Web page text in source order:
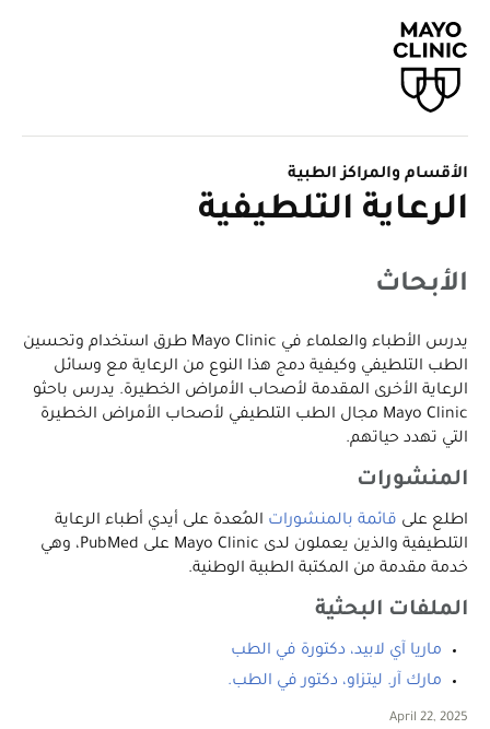
الأقسام والمراكز الطبية
الرعاية التلطيفية
الأبحاث
يدرس الأطباء والعلماء في Mayo Clinic طرق استخدام وتحسين
الطب التلطيفي وكيفية دمج هذا النوع من الرعاية مع وسائل
الرعاية الأخرى المقدمة لأصحاب الأمراض الخطيرة. يدرس باحثو
Mayo Clinic مجال الطب التلطيفي لأصحاب الأمراض الخطيرة
التي تهدد حياتهم.
المنشورات
اطلع على قائمة بالمنشورات المُعدة على أيدي أطباء الرعاية
التلطيفية والذين يعملون لدى Mayo Clinic على PubMed، وهي
خدمة مقدمة من المكتبة الطبية الوطنية.
الملفات البحثية
ماريا آي لابيد، دكتورة في الطب
مارك آر. ليتزاو، دكتور في الطب.
April 22, 2025